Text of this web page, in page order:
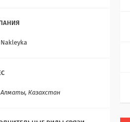
Nakleyka
Алматы, Казахстан